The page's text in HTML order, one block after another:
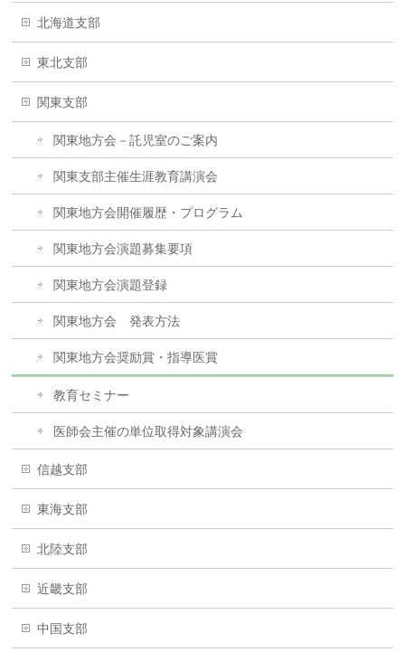
北海道支部
東北支部
関東支部
関東地方会－託児室のご案内
関東支部主催生涯教育講演会
関東地方会開催履歴・プログラム
関東地方会演題募集要項
関東地方会演題登録
関東地方会 発表方法
関東地方会奨励賞・指導医賞
教育セミナー
医師会主催の単位取得対象講演会
信越支部
東海支部
北陸支部
近畿支部
中国支部